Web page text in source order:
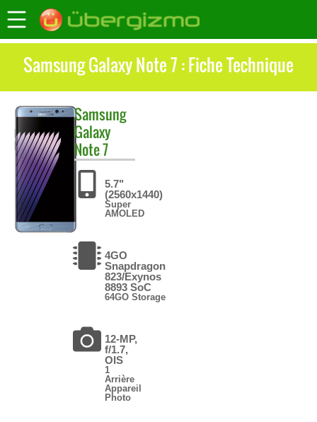
Samsung Galaxy Note 7 : Fiche Technique
Samsung
Galaxy
Note 7
5.7"
(2560x1440)
Super
AMOLED
4GO
Snapdragon
823/Exynos
8893 SoC
64GO Storage
12-MP,
f/1.7,
OIS
1
Arrière
Appareil
Photo